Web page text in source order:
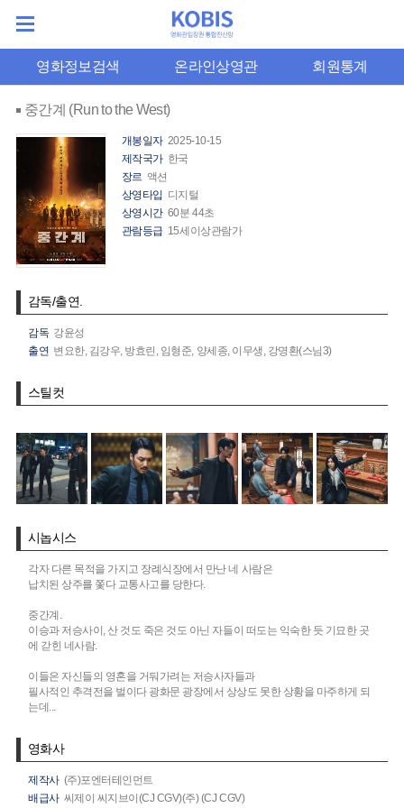
영화정보검색 온라인상영관 회원통계
중간계 (Run to the West)
개봉일자 2025-10-15
제작국가 한국
장르 액션
상영타입 디지털
상영시간 60분 44초
관람등급 15세이상관람가
감독/출연.
감독 강윤성
출연 변요한, 김강우, 방효린, 임형준, 양세종, 이무생, 강명환(스님3)
스틸컷
시놉시스
각자 다른 목적을 가지고 장례식장에서 만난 네 사람은
납치된 상주를 쫓다 교통사고를 당한다.
중간계.
이승과 저승사이, 산 것도 죽은 것도 아닌 자들이 떠도는 익숙한 듯 기묘한 곳
에 갇힌 네사람.
이들은 자신들의 영혼을 거둬가려는 저승사자들과
필사적인 추격전을 벌이다 광화문 광장에서 상상도 못한 상황을 마주하게 되
는데...
영화사
제작사 (주)포엔터테인먼트
배급사 씨제이 씨지브이(CJ CGV)(주) (CJ CGV)